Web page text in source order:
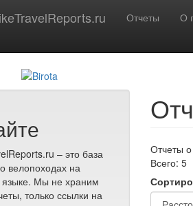
Отчеты О
Отчеты
Всего: 5
– это база
велопоходах на
языке. Мы не храним
только ссылки на